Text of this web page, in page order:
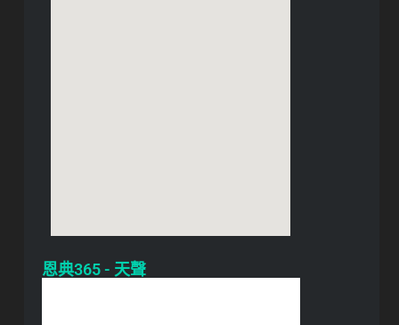
恩典365 - 天聲